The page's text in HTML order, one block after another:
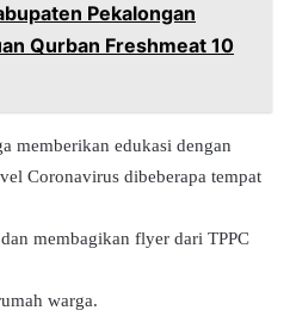
Pekalongan
Qurban Freshmeat 10
memberikan edukasi dengan
Coronavirus dibeberapa tempat
membagikan flyer dari TPPC
warga.